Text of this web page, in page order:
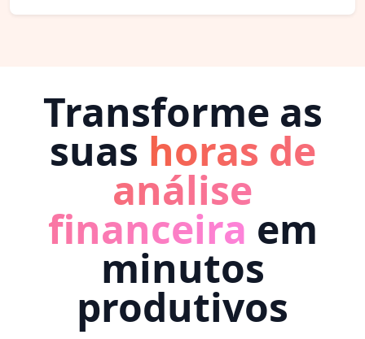
Transforme as
suas horas de
análise
financeira em
minutos
produtivos